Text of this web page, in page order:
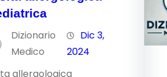
Dizionario
Medico
Dic 3,
2024
allergologica